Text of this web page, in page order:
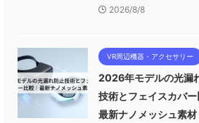
2026/8/8
VR周辺機器・アクセサリー
2026年モデルの光漏
技術とフェイスカバー
最新ナノメッシュ素材